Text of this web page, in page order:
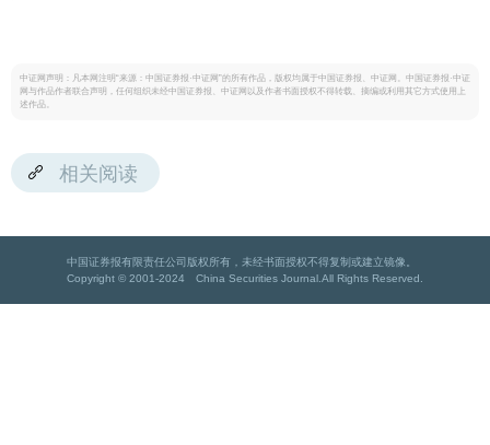
中证网声明：凡本网注明“来源：中国证券报·中证网”的所有作品，版权均属于中国证券报、中证网。中国证券报·中证
网与作品作者联合声明，任何组织未经中国证券报、中证网以及作者书面授权不得转载、摘编或利用其它方式使用上
述作品。
相关阅读
中国证券报有限责任公司版权所有，未经书面授权不得复制或建立镜像。
Copyright © 2001-2024 China Securities Journal.All Rights Reserved.